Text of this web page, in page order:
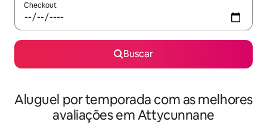
Checkout
Buscar
Aluguel por temporada com as melhores
avaliações em Attycunnane